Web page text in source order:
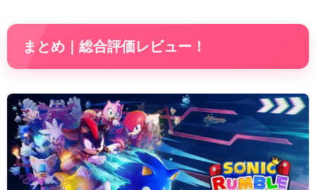
まとめ｜総合評価レビュー！